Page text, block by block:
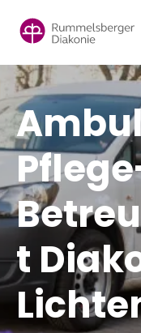
zum
Inhalt
t